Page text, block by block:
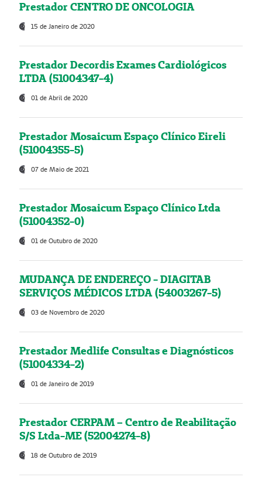
Prestador CENTRO DE ONCOLOGIA
15 de Janeiro de 2020
Prestador Decordis Exames Cardiológicos
LTDA (51004347-4)
01 de Abril de 2020
Prestador Mosaicum Espaço Clínico Eireli
(51004355-5)
07 de Maio de 2021
Prestador Mosaicum Espaço Clínico Ltda
(51004352-0)
01 de Outubro de 2020
MUDANÇA DE ENDEREÇO - DIAGITAB
SERVIÇOS MÉDICOS LTDA (54003267-5)
03 de Novembro de 2020
Prestador Medlife Consultas e Diagnósticos
(51004334-2)
01 de Janeiro de 2019
Prestador CERPAM – Centro de Reabilitação
S/S Ltda-ME (52004274-8)
18 de Outubro de 2019